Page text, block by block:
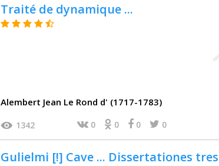
Traité de dynamique ...
Alembert Jean Le Rond d' (1717-1783)
1342 0 0 0 0
Gulielmi [!] Cave ... Dissertationes